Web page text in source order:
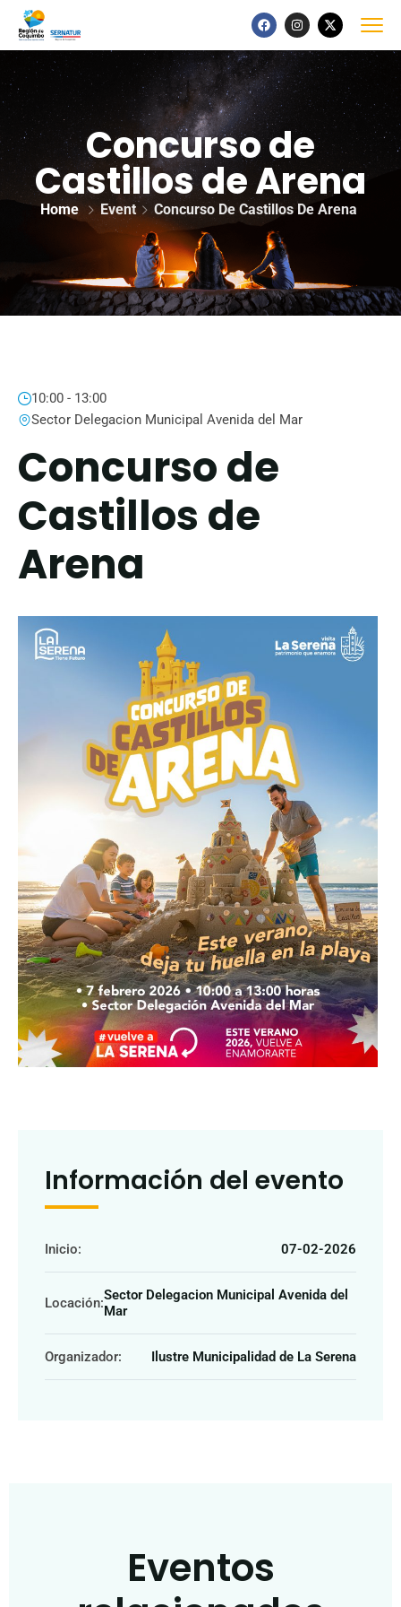
Concurso de
Castillos de Arena
Home Event Concurso De Castillos De Arena
10:00 - 13:00
Sector Delegacion Municipal Avenida del Mar
Concurso de
Castillos de
Arena
Información del evento
Inicio: 07-02-2026
Locación:Sector Delegacion Municipal Avenida del
Mar
Organizador: Ilustre Municipalidad de La Serena
Eventos